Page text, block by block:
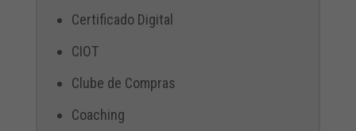
Certificado Digital
CIOT
Clube de Compras
Coaching